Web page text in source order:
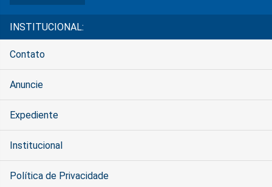
INSTITUCIONAL:
Contato
Anuncie
Expediente
Institucional
Política de Privacidade